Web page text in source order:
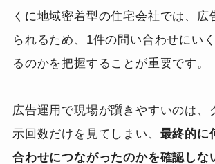
くに地域密着型の住宅会社では、広
られるため、1件の問い合わせにい
るのかを把握することが重要です。
広告運用で現場が躓きやすいのは、
示回数だけを見てしまい、 最終的に
合わせにつながったのかを確認しな